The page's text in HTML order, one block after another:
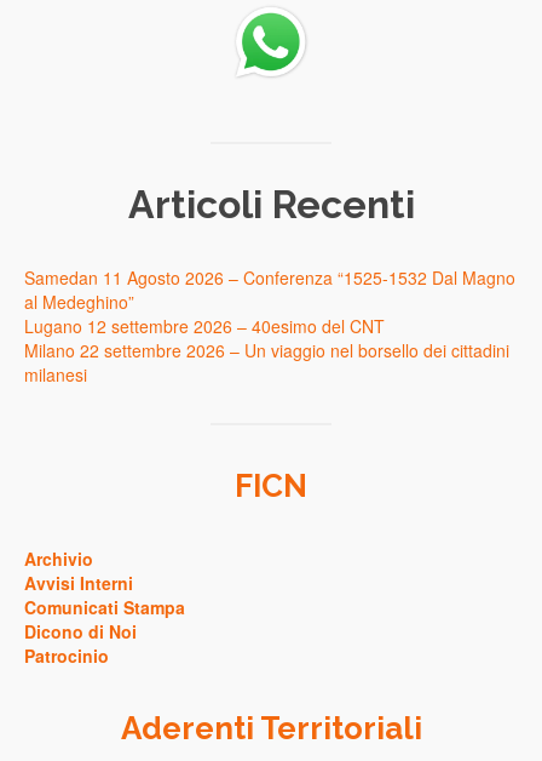
Articoli Recenti
Samedan 11 Agosto 2026 – Conferenza “1525-1532 Dal Magno
al Medeghino”
Lugano 12 settembre 2026 – 40esimo del CNT
Milano 22 settembre 2026 – Un viaggio nel borsello dei cittadini
milanesi
FICN
Archivio
Avvisi Interni
Comunicati Stampa
Dicono di Noi
Patrocinio
Aderenti Territoriali